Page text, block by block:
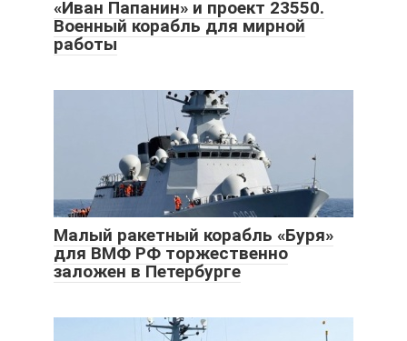
«Иван Папанин» и проект 23550.
Военный корабль для мирной
работы
Малый ракетный корабль «Буря»
для ВМФ РФ торжественно
заложен в Петербурге